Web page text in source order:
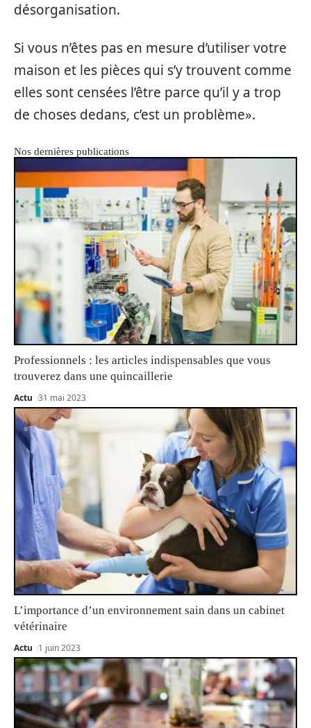
désorganisation.
Si vous n’êtes pas en mesure d’utiliser votre
maison et les pièces qui s’y trouvent comme
elles sont censées l’être parce qu’il y a trop
de choses dedans, c’est un problème».
Nos dernières publications
Professionnels : les articles indispensables que vous
trouverez dans une quincaillerie
Actu 31 mai 2023
L’importance d’un environnement sain dans un cabinet
vétérinaire
Actu 1 juin 2023